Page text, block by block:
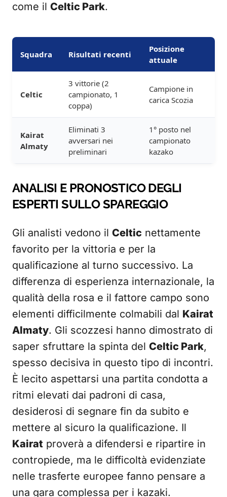
come il Celtic Park.
Squadra Risultati recenti
Posizione
attuale
Celtic
3 vittorie (2
campionato, 1
coppa)
Campione in
carica Scozia
Kairat
Almaty
Eliminati 3
avversari nei
preliminari
1° posto nel
campionato
kazako
ANALISI E PRONOSTICO DEGLI
ESPERTI SULLO SPAREGGIO
Gli analisti vedono il Celtic nettamente
favorito per la vittoria e per la
qualificazione al turno successivo. La
differenza di esperienza internazionale, la
qualità della rosa e il fattore campo sono
elementi difficilmente colmabili dal Kairat
Almaty. Gli scozzesi hanno dimostrato di
saper sfruttare la spinta del Celtic Park,
spesso decisiva in questo tipo di incontri.
È lecito aspettarsi una partita condotta a
ritmi elevati dai padroni di casa,
desiderosi di segnare fin da subito e
mettere al sicuro la qualificazione. Il
Kairat proverà a difendersi e ripartire in
contropiede, ma le difficoltà evidenziate
nelle trasferte europee fanno pensare a
una gara complessa per i kazaki.